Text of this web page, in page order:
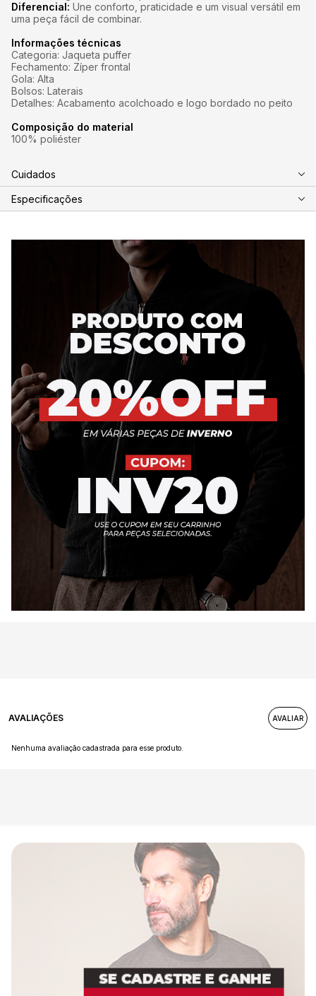
Diferencial: Une conforto, praticidade e um visual versátil em
uma peça fácil de combinar.
Informações técnicas
Categoria: Jaqueta puffer
Fechamento: Zíper frontal
Gola: Alta
Bolsos: Laterais
Detalhes: Acabamento acolchoado e logo bordado no peito
Composição do material
100% poliéster
Cuidados
Especificações
AVALIAÇÕES
Nenhuma avaliação cadastrada para esse produto.